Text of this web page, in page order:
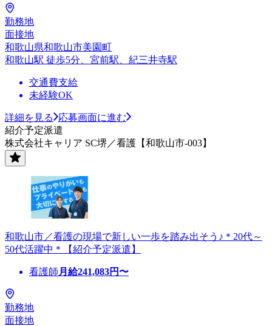
勤務地
面接地
和歌山県和歌山市美園町
和歌山駅 徒歩5分、宮前駅、紀三井寺駅
交通費支給
未経験OK
詳細を見る
応募画面に進む
紹介予定派遣
株式会社キャリア SC堺／看護【和歌山市-003】
和歌山市／看護の現場で新しい一歩を踏み出そう♪＊20代～
50代活躍中＊【紹介予定派遣】
看護師 月給241,083円〜
勤務地
面接地